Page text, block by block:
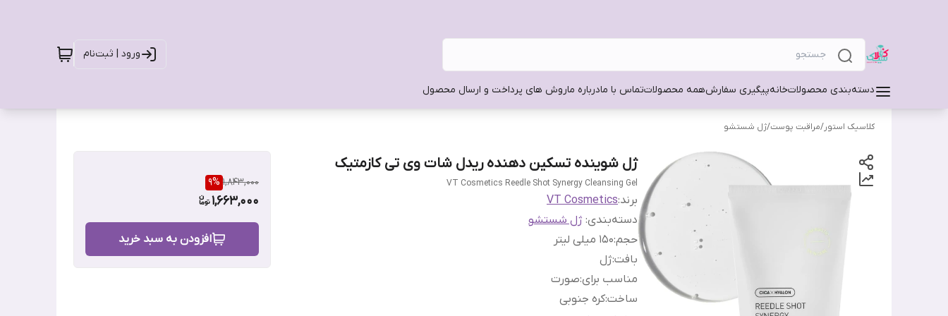
ورود | ثبت‌نام
دسته‌بندی محصولاتخانهپیگیری سفارشهمه محصولاتتماس با مادرباره ماروش های پرداخت و ارسال محصول
کلاسیک استور/مراقبت پوست/ژل شستشو
ژل شوینده تسکین دهنده ریدل شات وی تی کازمتیک
VT Cosmetics Reedle Shot Synergy Cleansing Gel
برند:VT Cosmetics
دسته‌بندی: ژل شستشو
حجم:150 میلی لیتر
بافت:ژل
مناسب برای:صورت
ساخت:کره جنوبی
1,843,000
9%
1,663,000
افزودن به سبد خرید